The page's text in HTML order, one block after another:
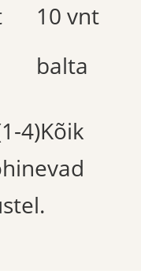
10 vnt
balta
4)Kõik